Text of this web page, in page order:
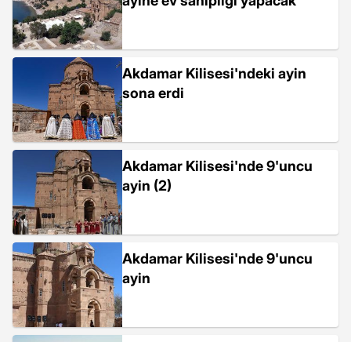
Akdamar Kilisesi'ndeki ayin
sona erdi
Akdamar Kilisesi'nde 9'uncu
ayin (2)
Akdamar Kilisesi'nde 9'uncu
ayin